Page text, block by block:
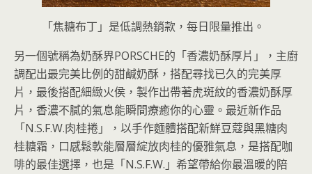
「焦糖布丁」是低調熱銷款，每日限量推出。
另一個號稱為奶酥界PORSCHE的「香濃奶酥厚片」，主廚
調配出最完美比例的甜鹹奶酥，搭配尋找已久的完美厚
片，最後搭配細緻火侯，製作出帶著虎斑紋的香濃奶酥厚
片，香濃不膩的氣息能瞬間療癒你的心靈。最近新作品
「N.S.F.W.肉桂捲」，以手作麵體搭配新鮮豆蔻與黑糖肉
桂糖霜，口感鬆軟能層層綻放肉桂的優雅氣息，是搭配咖
啡的最佳選擇，也是「N.S.F.W.」希望帶給你最溫暖的陪